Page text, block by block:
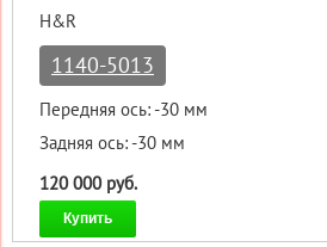
H&R
1140-5013
Передняя ось: -30 мм
Задняя ось: -30 мм
120 000 руб.
Купить